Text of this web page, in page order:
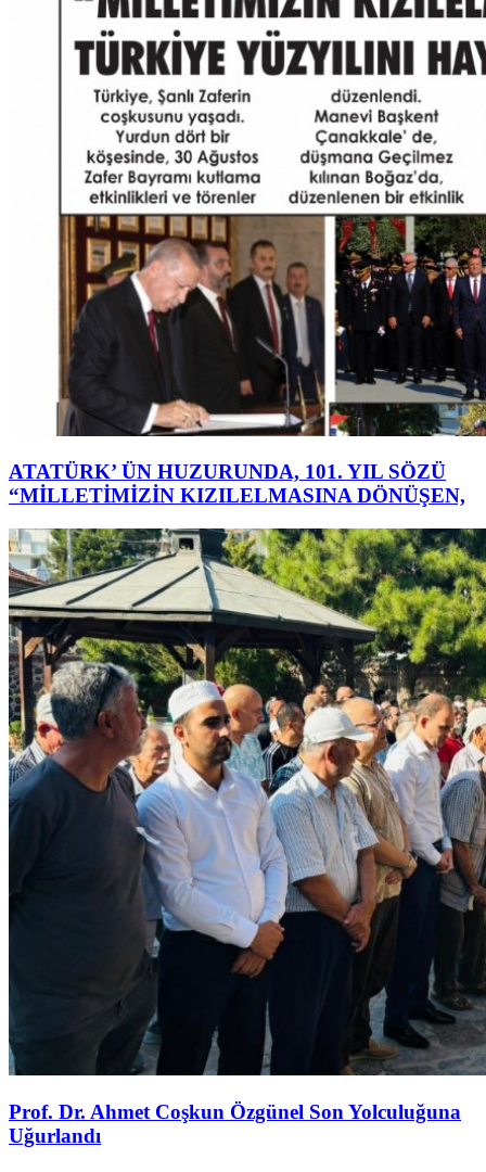
ATATÜRK’ ÜN HUZURUNDA, 101. YIL SÖZÜ
“MİLLETİMİZİN KIZILELMASINA DÖNÜŞEN,
Prof. Dr. Ahmet Coşkun Özgünel Son Yolculuğuna
Uğurlandı